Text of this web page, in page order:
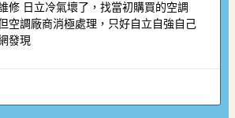
修 日立冷氣壞了，找當初購買的空調
空調廠商消極處理，只好自立自強自己
發現